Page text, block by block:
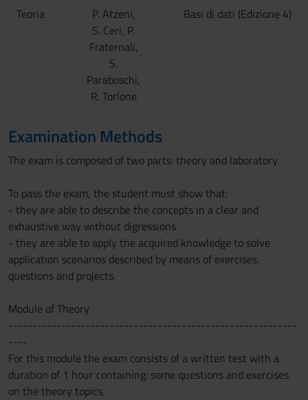
Teoria
P. Atzeni,
S. Ceri, P.
Fraternali,
S.
Paraboschi,
R. Torlone
Basi di dati (Edizione 4)
Examination Methods
The exam is composed of two parts: theory and laboratory.
To pass the exam, the student must show that:
- they are able to describe the concepts in a clear and
exhaustive way without digressions
- they are able to apply the acquired knowledge to solve
application scenarios described by means of exercises,
questions and projects.
Module of Theory
------------------------------------------------------------
----
For this module the exam consists of a written test with a
duration of 1 hour containing: some questions and exercises
on the theory topics.